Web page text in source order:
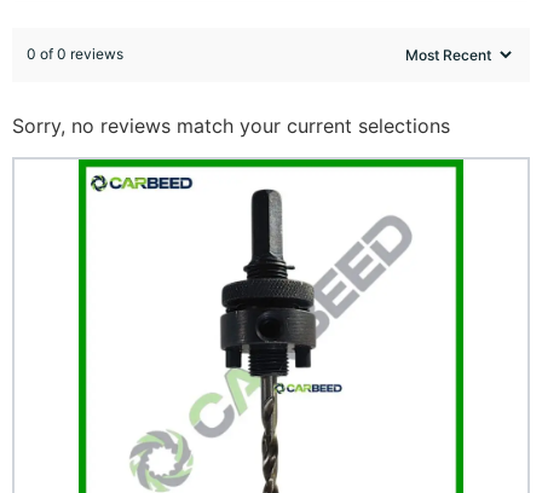
0 of 0 reviews
Sorry, no reviews match your current selections